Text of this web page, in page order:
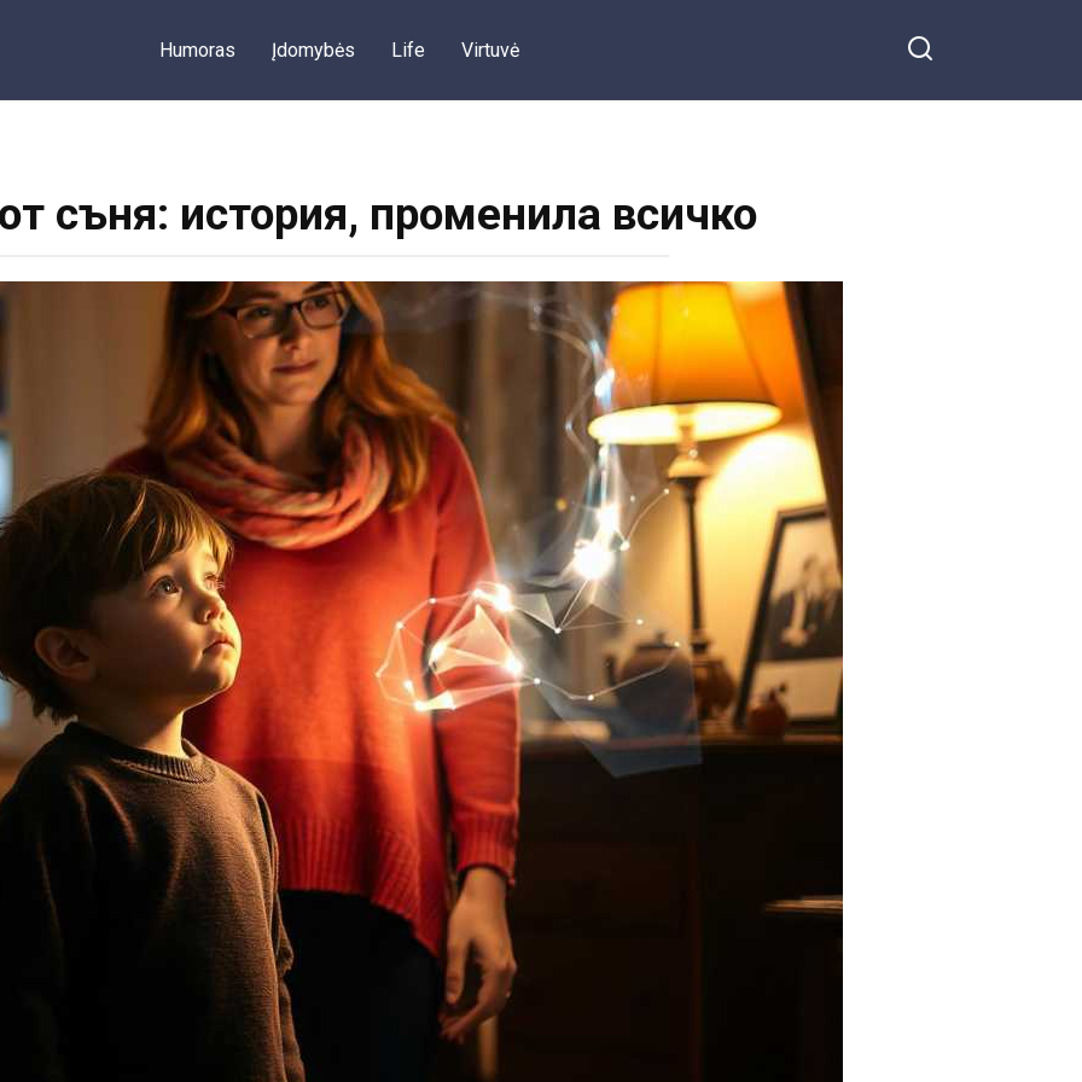
Humoras Įdomybės Life Virtuvė
съня: история, променила всичко